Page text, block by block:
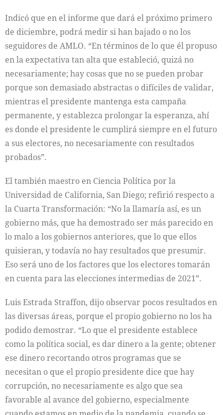
Indicó que en el informe que dará el próximo primero
de diciembre, podrá medir si han bajado o no los
seguidores de AMLO. “En términos de lo que él propuso
en la expectativa tan alta que estableció, quizá no
necesariamente; hay cosas que no se pueden probar
porque son demasiado abstractas o difíciles de validar,
mientras el presidente mantenga esta campaña
permanente, y establezca prolongar la esperanza, ahí
es donde el presidente le cumplirá siempre en el futuro
a sus electores, no necesariamente con resultados
probados”.
El también maestro en Ciencia Política por la
Universidad de California, San Diego; refirió respecto a
la Cuarta Transformación: “No la llamaría así, es un
gobierno más, que ha demostrado ser más parecido en
lo malo a los gobiernos anteriores, que lo que ellos
quisieran, y todavía no hay resultados que presumir.
Eso será uno de los factores que los electores tomarán
en cuenta para las elecciones intermedias de 2021”.
Luis Estrada Straffon, dijo observar pocos resultados en
las diversas áreas, porque el propio gobierno no los ha
podido demostrar. “Lo que el presidente establece
como la política social, es dar dinero a la gente; obtener
ese dinero recortando otros programas que se
necesitan o que el propio presidente dice que hay
corrupción, no necesariamente es algo que sea
favorable al avance del gobierno, especialmente